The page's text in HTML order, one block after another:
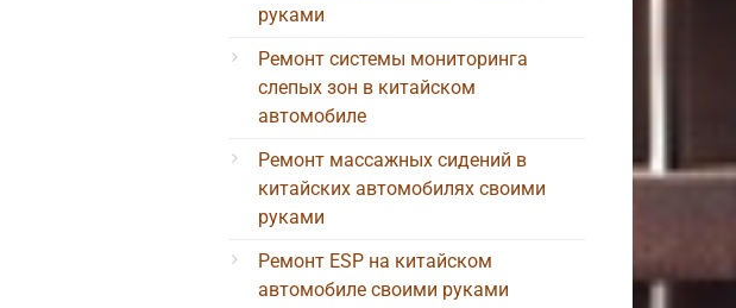
руками
Ремонт системы мониторинга
слепых зон в китайском
автомобиле
Ремонт массажных сидений в
китайских автомобилях своими
руками
Ремонт ESP на китайском
автомобиле своими руками